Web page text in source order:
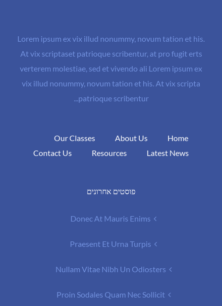
Lorem ipsum ex vix illud nonummy, novum tation et his.
At vix scriptaset patrioque scribentur, at pro fugit erts
verterem molestiae, sed et vivendo ali Lorem ipsum ex
vix illud nonummy, novum tation et his. At vix scripta
patrioque scribentur...
Home
About Us
Our Classes
Latest News
Resources
Contact Us
פוסטים אחרונים
Donec At Mauris Enims
Praesent Et Urna Turpis
Nullam Vitae Nibh Un Odiosters
Proin Sodales Quam Nec Sollicit